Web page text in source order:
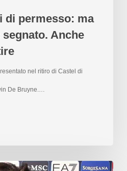
di permesso: ma
Anche
nel ritiro di Castel di
De Bruyne.…